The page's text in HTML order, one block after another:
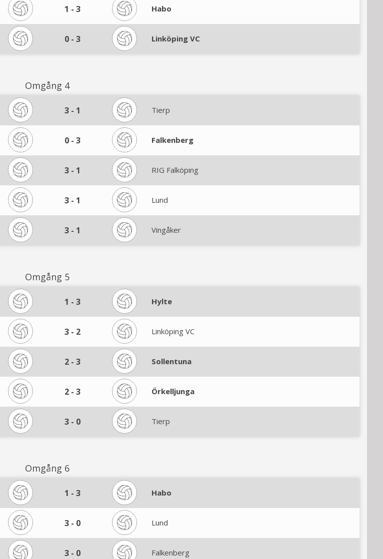
1 - 3 Habo
0 - 3 Linköping VC
Omgång 4
3 - 1 Tierp
0 - 3 Falkenberg
3 - 1 RIG Falköping
3 - 1 Lund
3 - 1 Vingåker
Omgång 5
1 - 3 Hylte
3 - 2 Linköping VC
2 - 3 Sollentuna
2 - 3 Örkelljunga
3 - 0 Tierp
Omgång 6
1 - 3 Habo
3 - 0 Lund
3 - 0 Falkenberg